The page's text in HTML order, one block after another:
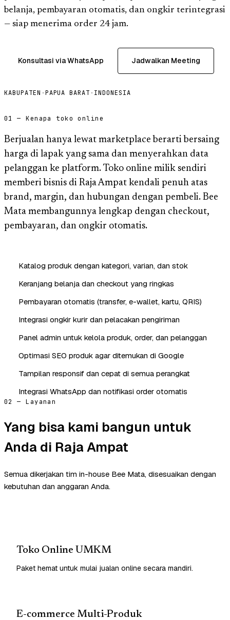
belanja, pembayaran otomatis, dan ongkir terintegrasi
— siap menerima order 24 jam.
Konsultasi via WhatsApp Jadwalkan Meeting
KABUPATEN ·PAPUA BARAT · INDONESIA
01 — Kenapa toko online
Berjualan hanya lewat marketplace berarti bersaing
harga di lapak yang sama dan menyerahkan data
pelanggan ke platform. Toko online milik sendiri
memberi bisnis di Raja Ampat kendali penuh atas
brand, margin, dan hubungan dengan pembeli. Bee
Mata membangunnya lengkap dengan checkout,
pembayaran, dan ongkir otomatis.
Katalog produk dengan kategori, varian, dan stok
Keranjang belanja dan checkout yang ringkas
Pembayaran otomatis (transfer, e-wallet, kartu, QRIS)
Integrasi ongkir kurir dan pelacakan pengiriman
Panel admin untuk kelola produk, order, dan pelanggan
Optimasi SEO produk agar ditemukan di Google
Tampilan responsif dan cepat di semua perangkat
Integrasi WhatsApp dan notifikasi order otomatis
02 — Layanan
Yang bisa kami bangun untuk
Anda di Raja Ampat
Semua dikerjakan tim in-house Bee Mata, disesuaikan dengan
kebutuhan dan anggaran Anda.
Toko Online UMKM
Paket hemat untuk mulai jualan online secara mandiri.
E-commerce Multi-Produk